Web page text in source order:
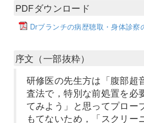
PDFダウンロード
Drブランチの病歴聴取・身体診察
序文（一部抜粋）
研修医の先生方は「腹部超
査法で，特別な前処置を必
てみよう」と思ってプロー
もてないため，「スクリ